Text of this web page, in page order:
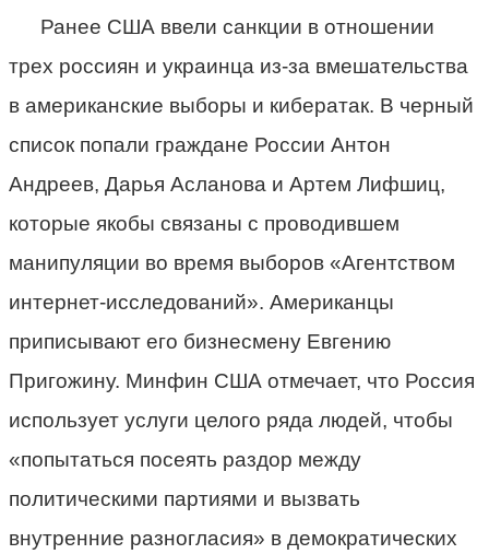
Ранее США ввели санкции в отношении
трех россиян и украинца из-за вмешательства
в американские выборы и кибератак. В черный
список попали граждане России Антон
Андреев, Дарья Асланова и Артем Лифшиц,
которые якобы связаны с проводившем
манипуляции во время выборов «Агентством
интернет-исследований». Американцы
приписывают его бизнесмену Евгению
Пригожину. Минфин США отмечает, что Россия
использует услуги целого ряда людей, чтобы
«попытаться посеять раздор между
политическими партиями и вызвать
внутренние разногласия» в демократических